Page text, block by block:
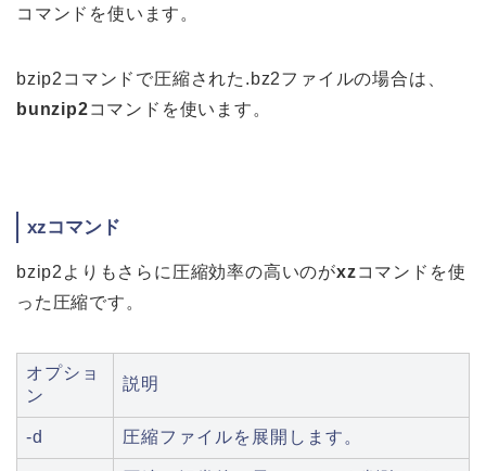
コマンドを使います。
bzip2コマンドで圧縮された.bz2ファイルの場合は、
bunzip2コマンドを使います。
xzコマンド
bzip2よりもさらに圧縮効率の高いのがxzコマンドを使
った圧縮です。
オプショ
ン
説明
-d 圧縮ファイルを展開します。